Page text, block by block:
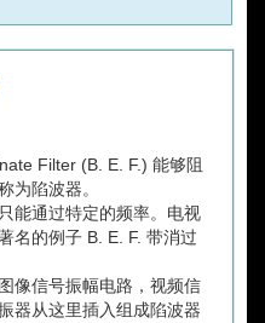
Filter (B. E. F.) 能够阻
为陷波器。
能通过特定的频率。电视
名的例子 B. E. F. 带消过
像信号振幅电路，视频信
器从这里插入组成陷波器